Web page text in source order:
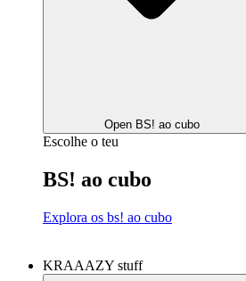
Open BS! ao cubo
Escolhe o teu
BS! ao cubo
Explora os bs! ao cubo
KRAAAZY stuff